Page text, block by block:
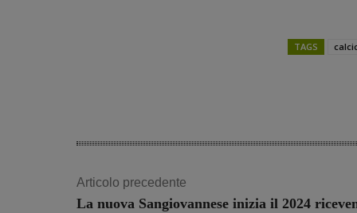
TAGS
Articolo precedente
La nuova Sangiovannese inizia il 2024